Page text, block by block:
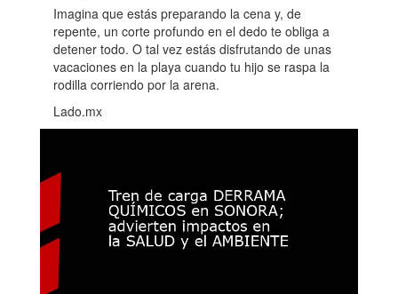
Imagina que estás preparando la cena y, de
repente, un corte profundo en el dedo te obliga a
detener todo. O tal vez estás disfrutando de unas
vacaciones en la playa cuando tu hijo se raspa la
rodilla corriendo por la arena.
Lado.mx